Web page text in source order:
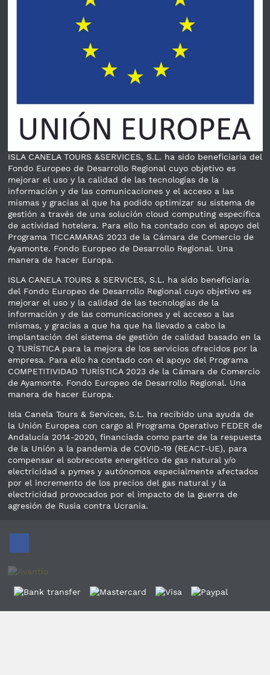
ISLA CANELA TOURS &SERVICES, S.L. ha sido beneficiaria del
Fondo Europeo de Desarrollo Regional cuyo objetivo es
mejorar el uso y la calidad de las tecnologías de la
información y de las comunicaciones y el acceso a las
mismas y gracias al que ha podido optimizar su sistema de
gestión a través de una solución cloud computing específica
de actividad hotelera. Para ello ha contado con el apoyo del
Programa TICCAMARAS 2023 de la Cámara de Comercio de
Ayamonte. Fondo Europeo de Desarrollo Regional. Una
manera de hacer Europa.
ISLA CANELA TOURS & SERVICES, S.L. ha sido beneficiaria
del Fondo Europeo de Desarrollo Regional cuyo objetivo es
mejorar el uso y la calidad de las tecnologías de la
información y de las comunicaciones y el acceso a las
mismas, y gracias a que ha que ha llevado a cabo la
implantación del sistema de gestión de calidad basado en la
Q TURÍSTICA para la mejora de los servicios ofrecidos por la
empresa. Para ello ha contado con el apoyo del Programa
COMPETITIVIDAD TURÍSTICA 2023 de la Cámara de Comercio
de Ayamonte. Fondo Europeo de Desarrollo Regional. Una
manera de hacer Europa.
Isla Canela Tours & Services, S.L. ha recibido una ayuda de
la Unión Europea con cargo al Programa Operativo FEDER de
Andalucía 2014-2020, financiada como parte de la respuesta
de la Unión a la pandemia de COVID-19 (REACT-UE), para
compensar el sobrecoste energético de gas natural y/o
electricidad a pymes y autónomos especialmente afectados
por el incremento de los precios del gas natural y la
electricidad provocados por el impacto de la guerra de
agresión de Rusia contra Ucrania.